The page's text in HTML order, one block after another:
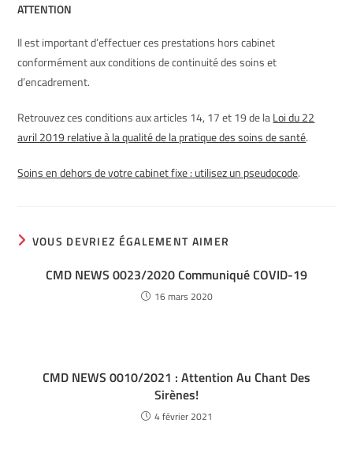
ATTENTION
Il est important d’effectuer ces prestations hors cabinet
conformément aux conditions de continuité des soins et
d’encadrement.
Retrouvez ces conditions aux articles 14, 17 et 19 de laLoi du 22
avril 2019 relative à la qualité de la pratique des soins de santé.
Soins en dehors de votre cabinet fixe : utilisez un pseudocode.
VOUS DEVRIEZ ÉGALEMENT AIMER
CMD NEWS 0023/2020 Communiqué COVID-19
16 mars 2020
CMD NEWS 0010/2021 : Attention Au Chant Des
Sirènes!
4 février 2021